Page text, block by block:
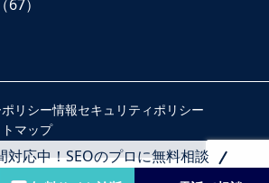
対応中！SEOのプロに無料相談
）
リシー情報セキュリティポリシー
マップ